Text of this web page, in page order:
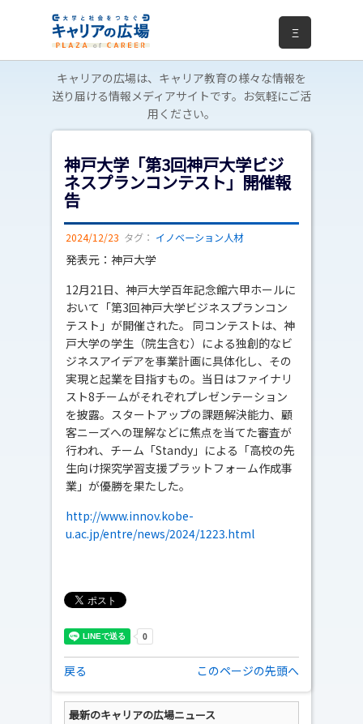
Ξ
キャリアの広場は、キャリア教育の様々な情報を
送り届ける情報メディアサイトです。お気軽にご活
用ください。
神戸大学「第3回神戸大学ビジ
ネスプランコンテスト」開催報
告
2024/12/23 タグ： イノベーション人材
発表元：神戸大学
12月21日、神戸大学百年記念館六甲ホールに
おいて「第3回神戸大学ビジネスプランコン
テスト」が開催された。 同コンテストは、神
戸大学の学生（院生含む）による独創的なビ
ジネスアイデアを事業計画に具体化し、その
実現と起業を目指すもの。当日はファイナリ
スト8チームがそれぞれプレゼンテーション
を披露。スタートアップの課題解決能力、顧
客ニーズへの理解などに焦点を当てた審査が
行われ、チーム「Standy」による「高校の先
生向け探究学習支援プラットフォーム作成事
業」が優勝を果たした。
http://www.innov.kobe-
u.ac.jp/entre/news/2024/1223.html
戻る このページの先頭へ
最新のキャリアの広場ニュース